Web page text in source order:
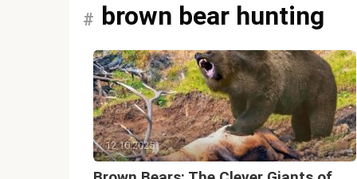
brown bear hunting
12.10.2025